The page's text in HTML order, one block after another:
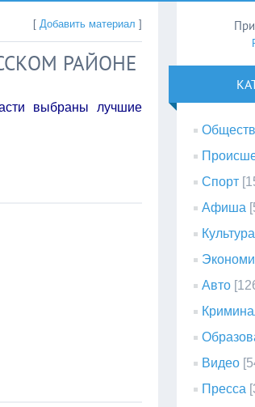
[Добавить материал ]
РАЙОНЕ
выбраны лучшие
Спорт
Афиша
Культура
Авто
Видео
Пресса